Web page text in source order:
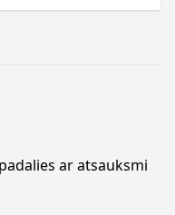
ar atsauksmi